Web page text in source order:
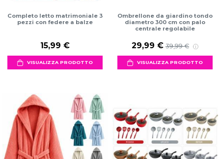
Completo letto matrimoniale 3
pezzi con federe a balze
15,99 €
VISUALIZZA PRODOTTO
Ombrellone da giardino tondo
diametro 300 cm con palo
centrale regolabile
29,99 € 39,99 €
VISUALIZZA PRODOTTO